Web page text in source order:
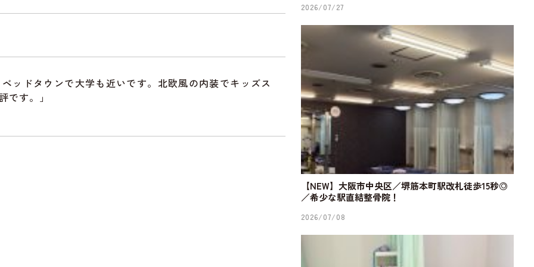
ッドタウンで大学も近いです。北欧風の内装でキッズス
です。」
2026/07/27
【NEW】大阪市中央区／堺筋本町駅改札徒歩15秒◎
／希少な駅直結整骨院！
2026/07/08